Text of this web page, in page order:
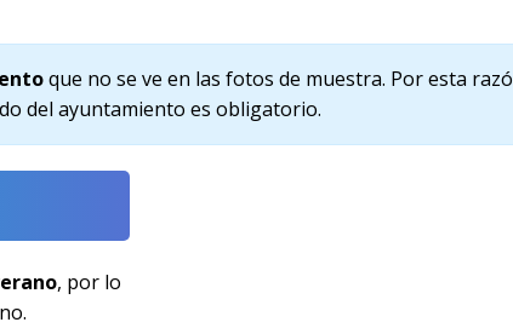
que no se ve en las fotos de muestra. Por esta
del ayuntamiento es obligatorio.
, por lo